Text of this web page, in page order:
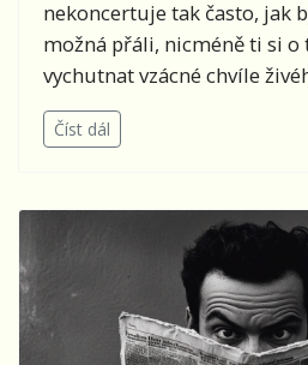
nekoncertuje tak často, jak
možná přáli, nicméně ti si o
vychutnat vzácné chvíle
Číst dál